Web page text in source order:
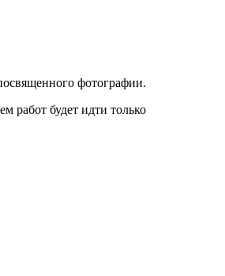
фотографии.
работ будет идти только